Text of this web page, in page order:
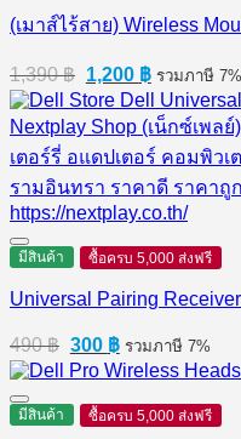
(เมาส์ไร้สาย) Wireless
1,390฿ Original
price
was:
1,390 ฿.
1,200 ฿Current
price
is:
1,200 ฿.
รวมภาษี 7%
มีสินค้า ซื้อครบ 5,000 ส่งฟรี
Universal Pairing
490฿ Original
price
was:
490 ฿.
300 ฿Current
price
is:
300 ฿.
รวมภาษี 7%
มีสินค้า ซื้อครบ 5,000 ส่งฟรี